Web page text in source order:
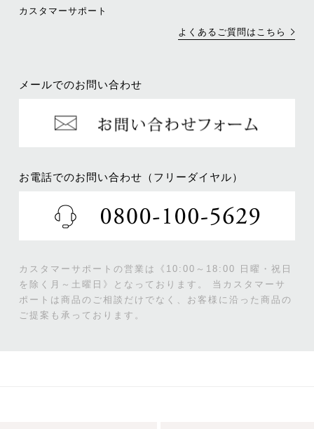
カスタマーサポート
よくあるご質問はこちら
メールでのお問い合わせ
お電話でのお問い合わせ（フリーダイヤル）
カスタマーサポートの営業は《10:00～18:00 日曜・祝日
を除く月～土曜日》となっております。
当カスタマーサ
ポートは商品のご相談だけでなく、お客様に沿った商品の
ご提案も承っております。